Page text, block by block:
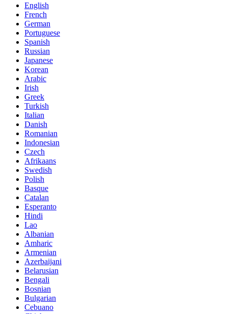
English
French
German
Portuguese
Spanish
Russian
Japanese
Korean
Arabic
Irish
Greek
Turkish
Italian
Danish
Romanian
Indonesian
Czech
Afrikaans
Swedish
Polish
Basque
Catalan
Esperanto
Hindi
Lao
Albanian
Amharic
Armenian
Azerbaijani
Belarusian
Bengali
Bosnian
Bulgarian
Cebuano